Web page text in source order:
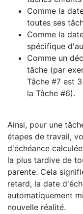
Comme la
toutes ses
Comme la
spécifique
Comme un
tâche (par
Tâche #7 est
la Tâche #6).
Ainsi, pour une
étapes de travail,
d'échéance
la plus tardive de
parente. Cela
retard, la date
automatiquement
nouvelle réalité.